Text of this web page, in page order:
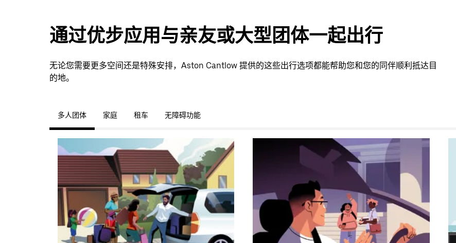
通过优步应用与亲友或大型团体一起出行
无论您需要更多空间还是特殊安排，Aston Cantlow 提供的这些出行选项都能帮助您和您的同伴顺利抵达目
的地。
多人团体 家庭 租车 无障碍功能